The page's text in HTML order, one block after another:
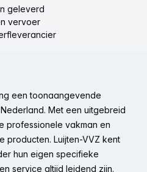
geleverd
vervoer
een toonaangevende
Met een uitgebreid
professionele vakman en
producten. Luijten-VVZ kent
hun eigen specifieke
service altijd leidend zijn.